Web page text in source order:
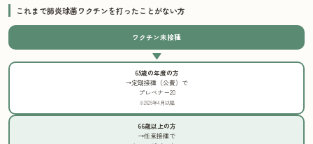
これまで肺炎球菌ワクチンを打ったことがない方
ワクチン未接種
▼
65歳の年度の方
→定期接種（公費）で
プレベナー20
※2026年4月以降
66歳以上の方
→任意接種で